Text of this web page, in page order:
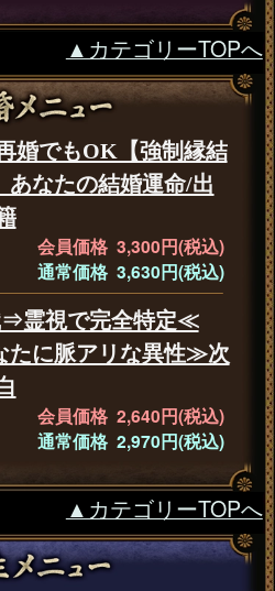
▲カテゴリーTOPへ
婚でもOK【強制縁結
あなたの結婚運命/出
会員価格 3,300円(税込)
通常価格 3,630円(税込)
⇒霊視で完全特定≪
たに脈アリな異性≫次
会員価格 2,640円(税込)
通常価格 2,970円(税込)
▲カテゴリーTOPへ